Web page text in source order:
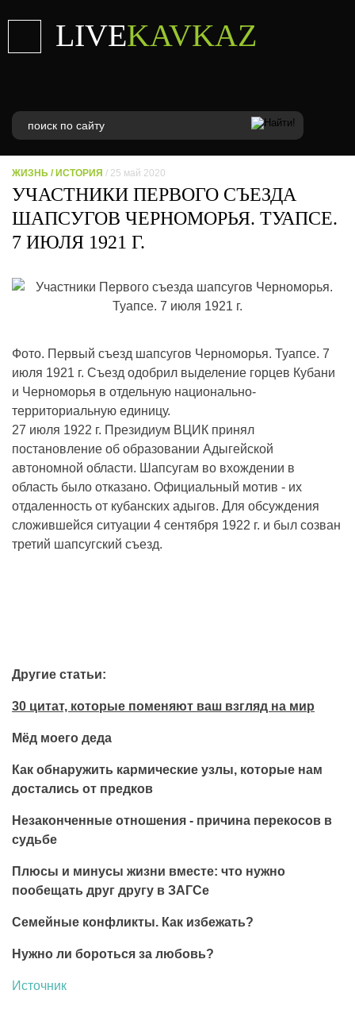
LIVEKAVKAZ
ЖИЗНЬ / ИСТОРИЯ / 25 май 2020
УЧАСТНИКИ ПЕРВОГО СЪЕЗДА
ШАПСУГОВ ЧЕРНОМОРЬЯ. ТУАПСЕ.
7 ИЮЛЯ 1921 Г.
Фото. Первый съезд шапсугов Черноморья. Туапсе. 7
июля 1921 г. Съезд одобрил выделение горцев Кубани
и Черноморья в отдельную национально-
территориальную единицу.
27 июля 1922 г. Президиум ВЦИК принял
постановление об образовании Адыгейской
автономной области. Шапсугам во вхождении в
область было отказано. Официальный мотив - их
отдаленность от кубанских адыгов. Для обсуждения
сложившейся ситуации 4 сентября 1922 г. и был созван
третий шапсугский съезд.
Другие статьи:
30 цитат, которые поменяют ваш взгляд на мир
Мёд моего деда
Как обнаружить кармические узлы, которые нам
достались от предков
Незаконченные отношения - причина перекосов в
судьбе
Плюсы и минусы жизни вместе: что нужно
пообещать друг другу в ЗАГСе
Семейные конфликты. Как избежать?
Нужно ли бороться за любовь?
Источник